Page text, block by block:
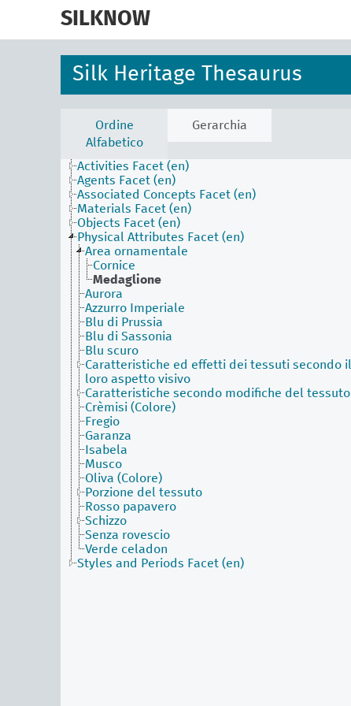
SILKNOW
Silk Heritage Thesaurus
Ordine
Alfabetico
Gerarchia
Activities Facet (en)
Agents Facet (en)
Associated Concepts Facet (en)
Materials Facet (en)
Objects Facet (en)
Physical Attributes Facet (en)
Area ornamentale
Cornice
Medaglione
Aurora
Azzurro Imperiale
Blu di Prussia
Blu di Sassonia
Blu scuro
Caratteristiche ed effetti dei tessuti secondo il
loro aspetto visivo
Caratteristiche secondo modifiche del tessuto
Crèmisi (Colore)
Fregio
Garanza
Isabela
Musco
Oliva (Colore)
Porzione del tessuto
Rosso papavero
Schizzo
Senza rovescio
Verde celadon
Styles and Periods Facet (en)